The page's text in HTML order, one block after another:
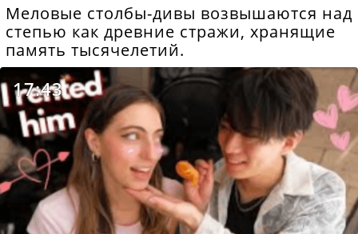
Меловые столбы-дивы возвышаются над
степью как древние стражи, хранящие
память тысячелетий.
17:43